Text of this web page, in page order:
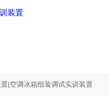
装置